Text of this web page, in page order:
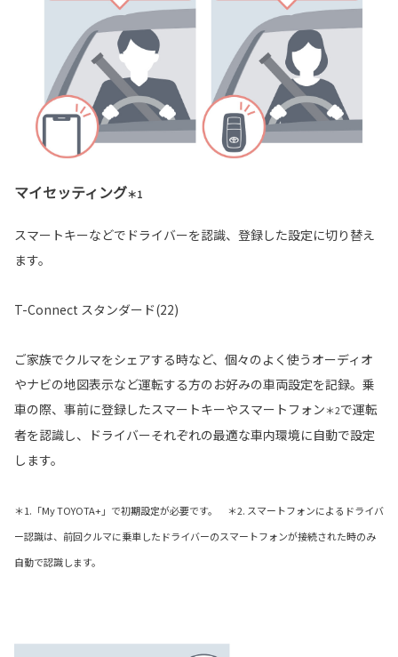
マイセッティング＊1
スマートキーなどでドライバーを認識、登録した設定に切り替え
ます。
T-Connect スタンダード(22)
ご家族でクルマをシェアする時など、個々のよく使うオーディオ
やナビの地図表示など運転する方のお好みの車両設定を記録。乗
車の際、事前に登録したスマートキーやスマートフォン＊2で運転
者を認識し、ドライバーそれぞれの最適な車内環境に自動で設定
します。
＊1.「My TOYOTA+」で初期設定が必要です。 ＊2. スマートフォンによるドライバ
ー認識は、前回クルマに乗車したドライバーのスマートフォンが接続された時のみ
自動で認識します。